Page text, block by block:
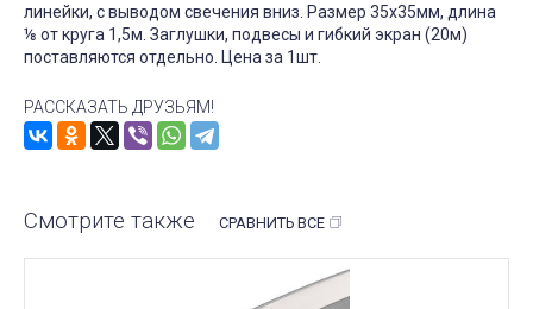
линейки, с выводом свечения вниз. Размер 35х35мм, длина
⅛ от круга 1,5м. Заглушки, подвесы и гибкий экран (20м)
поставляются отдельно. Цена за 1шт.
РАССКАЗАТЬ ДРУЗЬЯМ!
Смотрите также СРАВНИТЬ ВСЕ